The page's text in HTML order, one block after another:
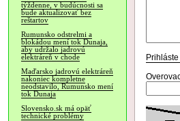
týždenne, v budúcnosti sa
bude aktualizovať bez
reštartov
Rumunsko odstrelmi a
blokádou mení tok Dunaja,
aby udržalo jadrovú
elektráreň v chode
Maďarsko jadrovú elektráreň
nakoniec kompletne
neodstavilo, Rumunsko mení
tok Dunaja
Slovensko.sk má opäť
technické problémy